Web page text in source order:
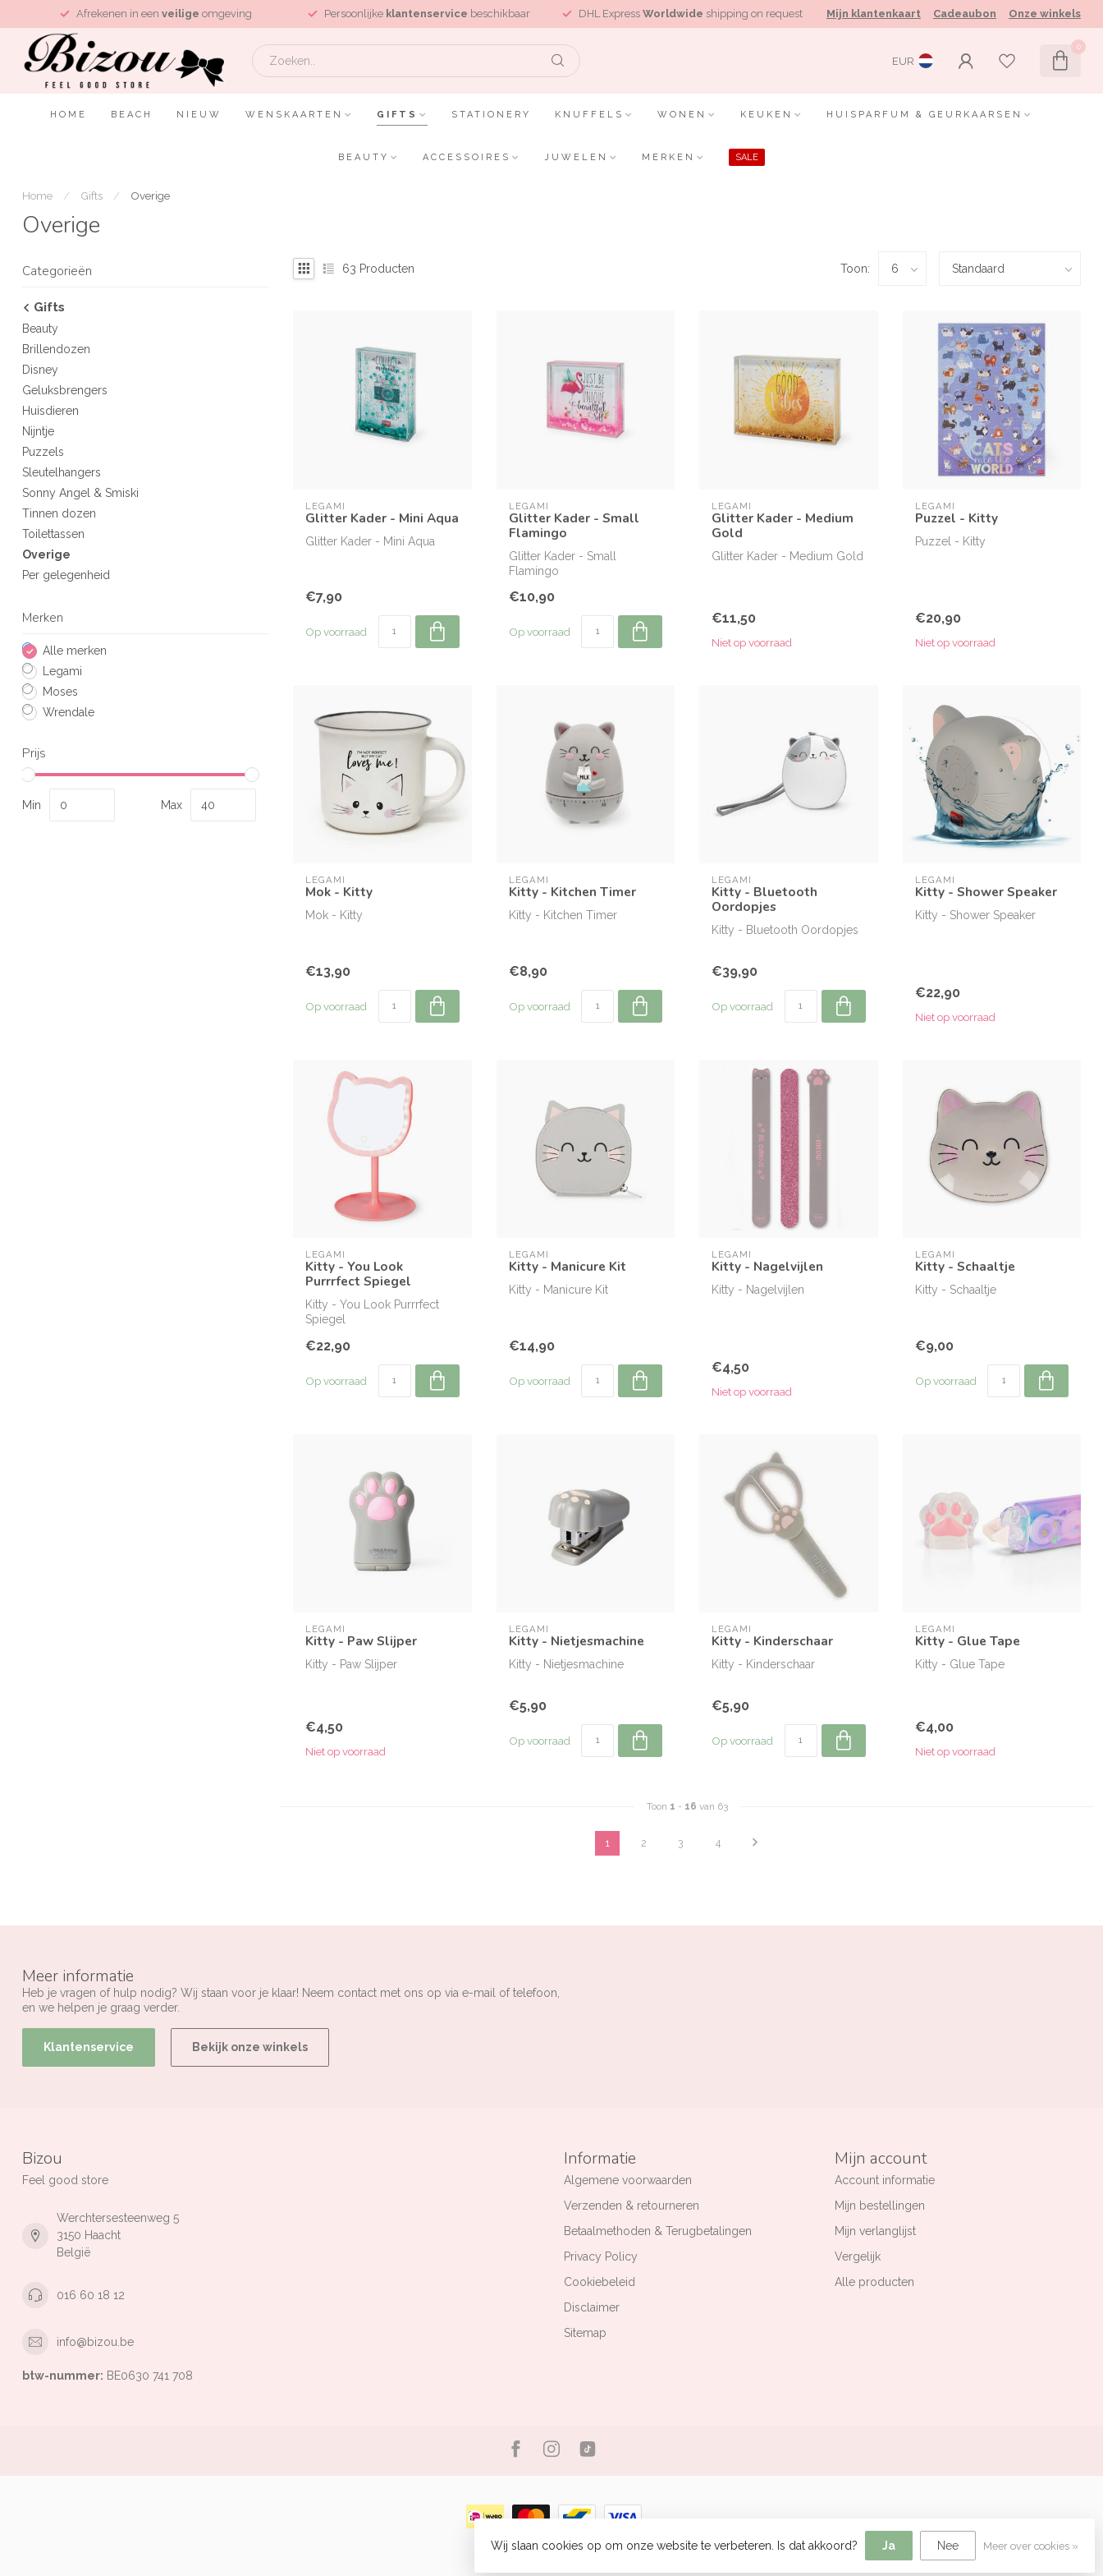
Afrekenen in een veilige omgeving Persoonlijke klantenservice beschikbaar DHL Express Worldwide shipping on request Mijn klantenkaart Cadeaubon Onze winkels
EUR
0
HOME BEACH NIEUW WENSKAARTEN GIFTS STATIONERY KNUFFELS WONEN KEUKEN HUISPARFUM & GEURKAARSEN
BEAUTY ACCESSOIRES JUWELEN MERKEN SALE
Home / Gifts / Overige
Overige
Categorieën
Gifts
Beauty
Brillendozen
Disney
Geluksbrengers
Huisdieren
Nijntje
Puzzels
Sleutelhangers
Sonny Angel & Smiski
Tinnen dozen
Toilettassen
Overige
Per gelegenheid
Merken
Alle merken
Legami
Moses
Wrendale
Prijs
Min Max
63 Producten Toon:
LEGAMI
Glitter Kader - Mini Aqua
Glitter Kader - Mini Aqua
€7,90
Op voorraad
LEGAMI
Glitter Kader - Small
Flamingo
Glitter Kader - Small
Flamingo
€10,90
Op voorraad
LEGAMI
Glitter Kader - Medium
Gold
Glitter Kader - Medium Gold
€11,50
Niet op voorraad
LEGAMI
Puzzel - Kitty
Puzzel - Kitty
€20,90
Niet op voorraad
LEGAMI
Mok - Kitty
Mok - Kitty
€13,90
Op voorraad
LEGAMI
Kitty - Kitchen Timer
Kitty - Kitchen Timer
€8,90
Op voorraad
LEGAMI
Kitty - Bluetooth
Oordopjes
Kitty - Bluetooth Oordopjes
€39,90
Op voorraad
LEGAMI
Kitty - Shower Speaker
Kitty - Shower Speaker
€22,90
Niet op voorraad
LEGAMI
Kitty - You Look
Purrrfect Spiegel
Kitty - You Look Purrrfect
Spiegel
€22,90
Op voorraad
LEGAMI
Kitty - Manicure Kit
Kitty - Manicure Kit
€14,90
Op voorraad
LEGAMI
Kitty - Nagelvijlen
Kitty - Nagelvijlen
€4,50
Niet op voorraad
LEGAMI
Kitty - Schaaltje
Kitty - Schaaltje
€9,00
Op voorraad
LEGAMI
Kitty - Paw Slijper
Kitty - Paw Slijper
€4,50
Niet op voorraad
LEGAMI
Kitty - Nietjesmachine
Kitty - Nietjesmachine
€5,90
Op voorraad
LEGAMI
Kitty - Kinderschaar
Kitty - Kinderschaar
€5,90
Op voorraad
LEGAMI
Kitty - Glue Tape
Kitty - Glue Tape
€4,00
Niet op voorraad
Toon 1 - 16 van 63
1 2 3 4
Meer informatie
Heb je vragen of hulp nodig? Wij staan voor je klaar! Neem contact met ons op via e-mail of telefoon,
en we helpen je graag verder.
Klantenservice Bekijk onze winkels
Bizou
Feel good store
Werchtersesteenweg 5
3150 Haacht
België
016 60 18 12
info@bizou.be
btw-nummer: BE0630 741 708
Informatie
Algemene voorwaarden
Verzenden & retourneren
Betaalmethoden & Terugbetalingen
Privacy Policy
Cookiebeleid
Disclaimer
Sitemap
Mijn account
Account informatie
Mijn bestellingen
Mijn verlanglijst
Vergelijk
Alle producten
© Copyright 2026 Bizou
Wij slaan cookies op om onze website te verbeteren. Is dat akkoord? Ja Nee Meer over cookies »